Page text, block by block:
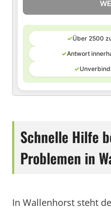
✓Über 2500
✓Antwort
✓
Schnelle Hilfe
Problemen in
In Wallenhorst steht